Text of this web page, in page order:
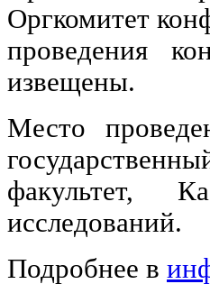
Оргкомитет
проведения
извещены.
Место
факультет,
исследований.
Подробнее в